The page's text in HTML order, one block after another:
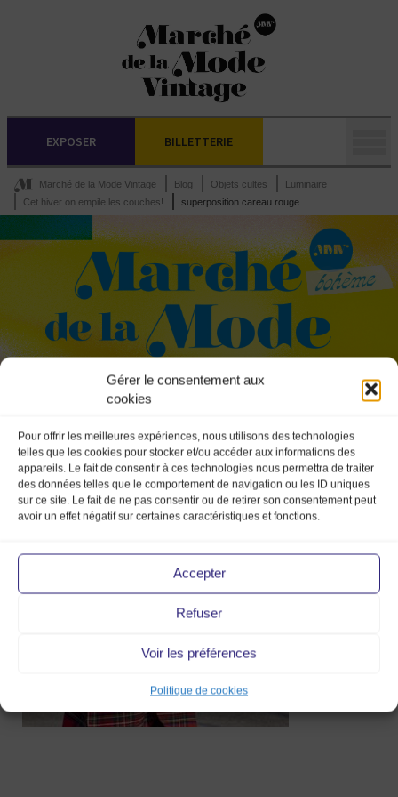
Gérer le consentement aux
cookies
Pour offrir les meilleures expériences, nous utilisons des technologies
telles que les cookies pour stocker et/ou accéder aux informations des
appareils. Le fait de consentir à ces technologies nous permettra de traiter
des données telles que le comportement de navigation ou les ID uniques
sur ce site. Le fait de ne pas consentir ou de retirer son consentement peut
avoir un effet négatif sur certaines caractéristiques et fonctions.
Accepter
Refuser
Voir les préférences
Politique de cookies
EXPOSER BILLETTERIE
Marché de la Mode Vintage Blog Objets cultes
Luminaire
Cet hiver on empile les couches!
superposition careau rouge
superposition
careau rouge
5 Nov 2018